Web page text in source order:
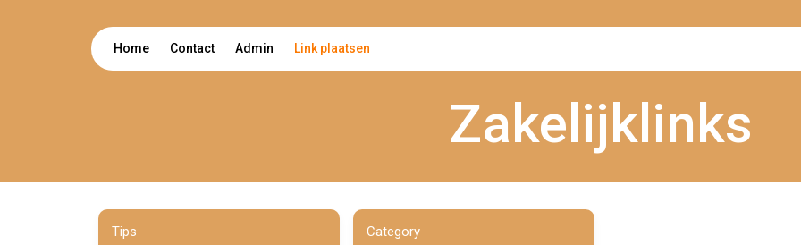
Home Contact Admin Link plaatsen
Zakelijklinks
Tips Category